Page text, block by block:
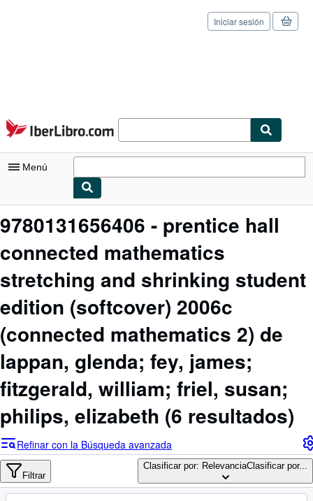
Pasar al contenido principal
IberLibro.com
Iniciar sesión
Menú
Mi cuenta
Búsqueda avanzada
Colecciones
Libros antiguos
Arte y coleccionismo
Vendedores
Comenzar a vender
Ayuda
CERRAR
9780131656406 - prentice hall
connected mathematics
stretching and shrinking student
edition (softcover) 2006c
(connected mathematics 2) de
lappan, glenda; fey, james;
fitzgerald, william; friel, susan;
philips, elizabeth (6 resultados)
Refinar con la Búsqueda avanzada
Filtrar
Clasificar por: RelevanciaClasificar por...